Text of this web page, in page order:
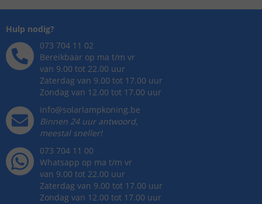
Hulp nodig?
073 704 11 02
Bereikbaar op ma t/m vr
van 9.00 tot 22.00 uur
Zaterdag van 9.00 tot 17.00 uur
Zondag van 12.00 tot 17.00 uur
info@solarlampkoning.be
Binnen 24 uur antwoord,
meestal sneller!
073 704 11 00
Whatsapp op ma t/m vr
van 9.00 tot 22.00 uur
Zaterdag van 9.00 tot 17.00 uur
Zondag van 12.00 tot 17.00 uur